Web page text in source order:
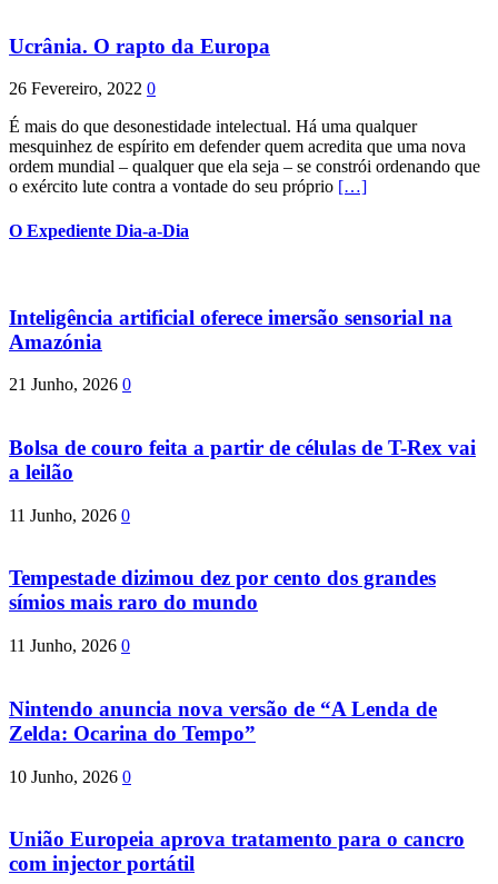
Ucrânia. O rapto da Europa
26 Fevereiro, 2022 0
É mais do que desonestidade intelectual. Há uma qualquer
mesquinhez de espírito em defender quem acredita que uma nova
ordem mundial – qualquer que ela seja – se constrói ordenando que
o exército lute contra a vontade do seu próprio […]
O Expediente Dia-a-Dia
Inteligência artificial oferece imersão sensorial na
Amazónia
21 Junho, 2026 0
Bolsa de couro feita a partir de células de T-Rex vai
a leilão
11 Junho, 2026 0
Tempestade dizimou dez por cento dos grandes
símios mais raro do mundo
11 Junho, 2026 0
Nintendo anuncia nova versão de “A Lenda de
Zelda: Ocarina do Tempo”
10 Junho, 2026 0
União Europeia aprova tratamento para o cancro
com injector portátil